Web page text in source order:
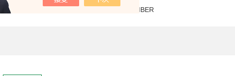
湿箱 恒温恒湿器 ENVIRONMENTAL CHAMBER